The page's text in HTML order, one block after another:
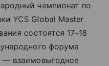
чемпионат по
YCS Global Master
состоятся 17–18
форума
взаимовыгодное